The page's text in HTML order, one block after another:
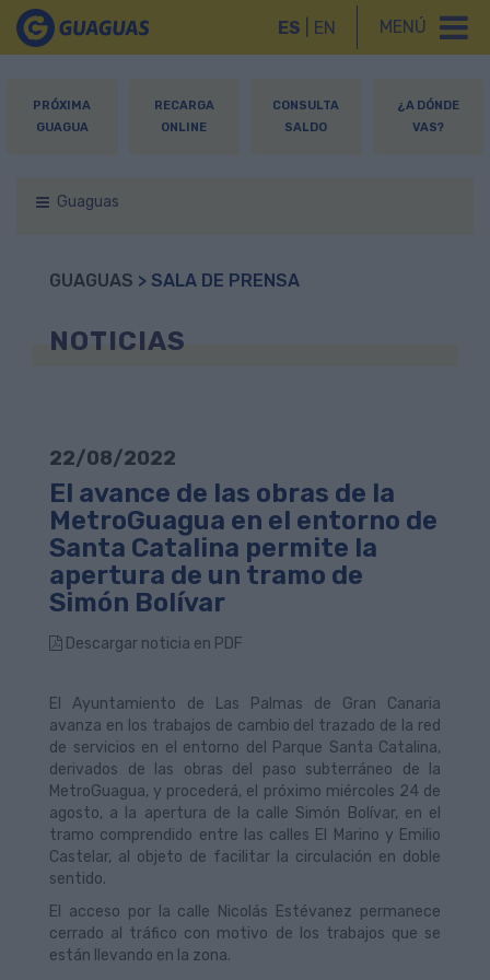
MENÚ
ES EN
PRÓXIMA
GUAGUA
RECARGA
ONLINE
CONSULTA
SALDO
¿A DÓNDE
VAS?
Guaguas
GUAGUAS > SALA DE PRENSA
NOTICIAS
22/08/2022
El avance de las obras de la
MetroGuagua en el entorno de
Santa Catalina permite la
apertura de un tramo de
Simón Bolívar
Descargar noticia en PDF
El Ayuntamiento de Las Palmas de Gran Canaria
avanza en los trabajos de cambio del trazado de la red
de servicios en el entorno del Parque Santa Catalina,
derivados de las obras del paso subterráneo de la
MetroGuagua, y procederá, el próximo miércoles 24 de
agosto, a la apertura de la calle Simón Bolívar, en el
tramo comprendido entre las calles El Marino y Emilio
Castelar, al objeto de facilitar la circulación en doble
sentido.
El acceso por la calle Nicolás Estévanez permanece
cerrado al tráfico con motivo de los trabajos que se
están llevando en la zona.